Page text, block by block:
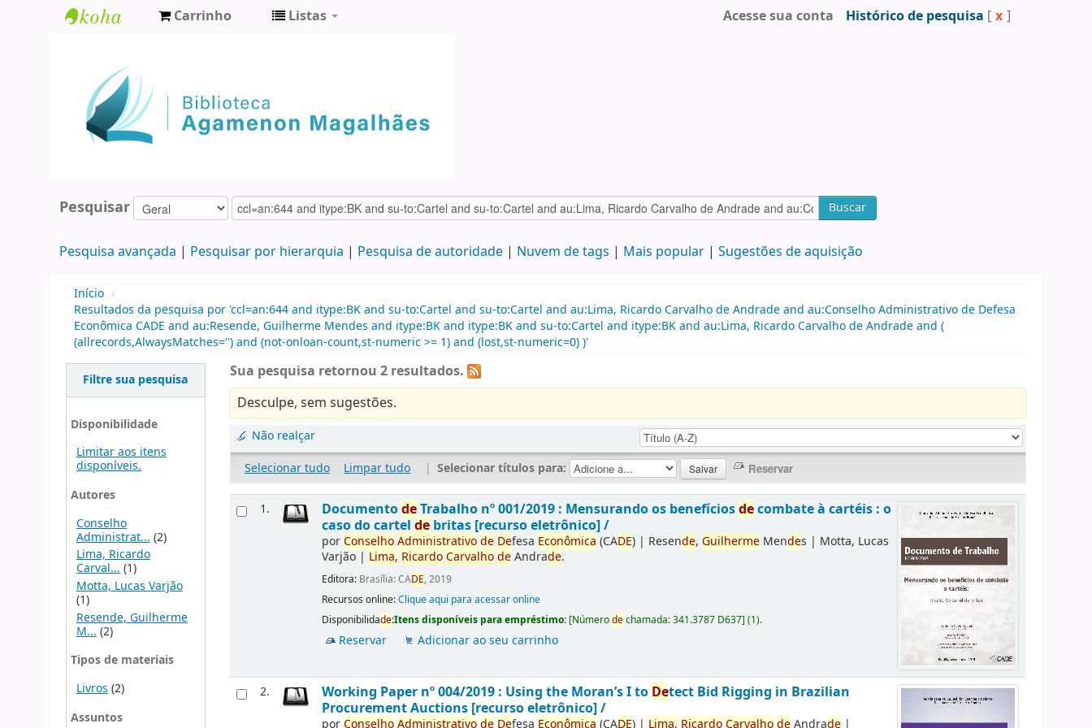
Agamenon
Magalhães
Carrinho Listas Acesse sua conta Histórico de pesquisa [ x ]
Pesquisar Buscar
Pesquisa avançada Pesquisar por hierarquia Pesquisa de autoridade Nuvem de tags Mais popular Sugestões de aquisição
Início ›
Resultados da pesquisa por 'ccl=an:644 and itype:BK and su-to:Cartel and su-to:Cartel and au:Lima, Ricardo Carvalho de Andrade and au:Conselho Administrativo de Defesa
Econômica CADE and au:Resende, Guilherme Mendes and itype:BK and itype:BK and su-to:Cartel and itype:BK and au:Lima, Ricardo Carvalho de Andrade and (
(allrecords,AlwaysMatches='') and (not-onloan-count,st-numeric >= 1) and (lost,st-numeric=0) )'
Filtre sua pesquisa
Disponibilidade
Limitar aos itens
disponíveis.
Autores
Conselho
Administrat... (2)
Lima, Ricardo
Carval...(1)
Motta, Lucas Varjão
(1)
Resende, Guilherme
M... (2)
Tipos de materiais
Livros (2)
Assuntos
Sua pesquisa retornou 2 resultados.
Desculpe, sem sugestões.
Não realçar
Selecionar tudo
Limpar tudo | Selecionar títulos para:
1. DocumentodeTrabalho nº 001/2019 : Mensurando os benefíciosdecombate à cartéis : o
caso do cartelde britas [recurso eletrônico] /
porConselhoAdministrativode Defesa Econômica (CADE) | Resende,Guilherme Mendes | Motta, Lucas
Varjão | Lima, RicardoCarvalhodeAndrade.
Editora: Brasília: CADE, 2019
Recursos online:Clique aqui para acessar online
Disponibilidade:Itens disponíveis para empréstimo: [Númerodechamada:341.3787 D637](1).
Reservar Adicionar ao seu carrinho
2. Working Paper nº 004/2019 : Using the Moran’s I to Detect Bid Rigging in Brazilian
Procurement Auctions [recurso eletrônico] /